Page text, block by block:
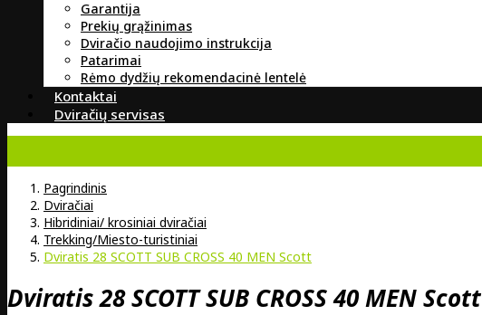
Garantija
Prekių grąžinimas
Dviračio naudojimo instrukcija
Patarimai
Rėmo dydžių rekomendacinė lentelė
Kontaktai
Dviračių servisas
Pagrindinis
Dviračiai
Hibridiniai/ krosiniai dviračiai
Trekking/Miesto-turistiniai
Dviratis 28 SCOTT SUB CROSS 40 MEN Scott
Dviratis 28 SCOTT SUB CROSS 40 MEN Scott